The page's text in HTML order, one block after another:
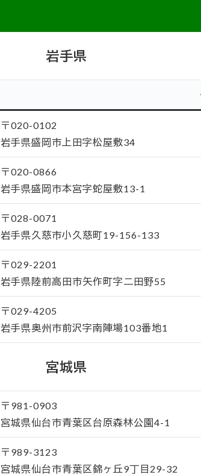
岩手県
〒020-0102
岩手県盛岡市上田字松屋敷34
〒020-0866
岩手県盛岡市本宮字蛇屋敷13-1
〒028-0071
岩手県久慈市小久慈町19-156-133
〒029-2201
岩手県陸前高田市矢作町字二田野55
〒029-4205
岩手県奥州市前沢字南陣場103番地1
宮城県
〒981-0903
宮城県仙台市青葉区台原森林公園4-1
〒989-3123
宮城県仙台市青葉区錦ヶ丘9丁目29-32